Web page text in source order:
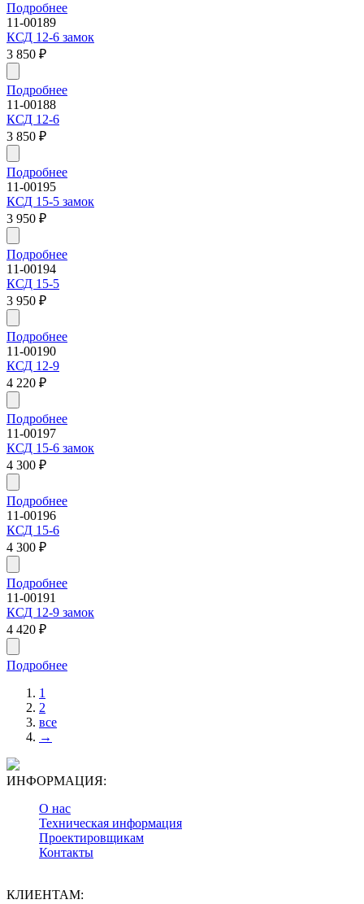
Подробнее
11-00189
КСД 12-6 замок
3 850 ₽
Подробнее
11-00188
КСД 12-6
3 850 ₽
Подробнее
11-00195
КСД 15-5 замок
3 950 ₽
Подробнее
11-00194
КСД 15-5
3 950 ₽
Подробнее
11-00190
КСД 12-9
4 220 ₽
Подробнее
11-00197
КСД 15-6 замок
4 300 ₽
Подробнее
11-00196
КСД 15-6
4 300 ₽
Подробнее
11-00191
КСД 12-9 замок
4 420 ₽
Подробнее
1
2
все
→
ИНФОРМАЦИЯ:
О нас
Техническая информация
Проектировщикам
Контакты
КЛИЕНТАМ: